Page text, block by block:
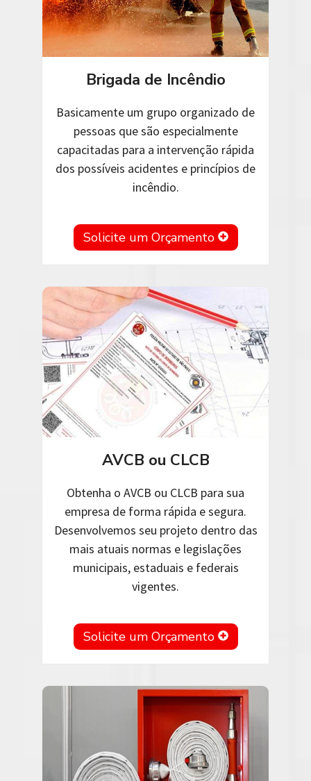
Brigada de Incêndio
Basicamente um grupo organizado de
pessoas que são especialmente
capacitadas para a intervenção rápida
dos possíveis acidentes e princípios de
incêndio.
Solicite um Orçamento
AVCB ou CLCB
Obtenha o AVCB ou CLCB para sua
empresa de forma rápida e segura.
Desenvolvemos seu projeto dentro das
mais atuais normas e legislações
municipais, estaduais e federais
vigentes.
Solicite um Orçamento